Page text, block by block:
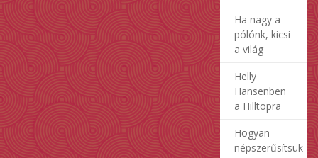
Ha nagy a
pólónk, kicsi
a világ
Helly
Hansenben
a Hilltopra
Hogyan
népszerűsítsük